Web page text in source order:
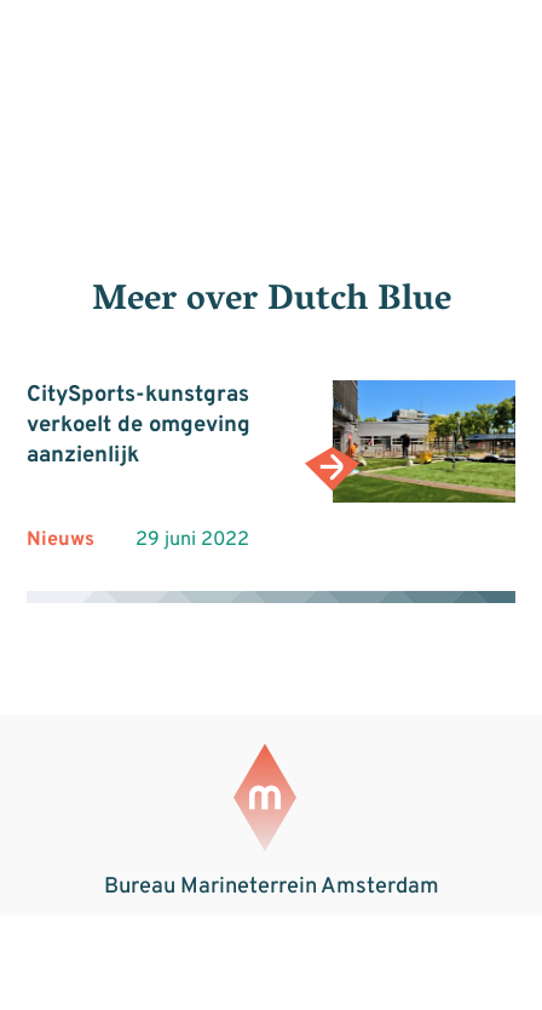
Meer overDutch Blue
CitySports-kunstgras
verkoelt de omgeving
aanzienlijk
Nieuws 29 juni 2022
Bureau Marineterrein Amsterdam